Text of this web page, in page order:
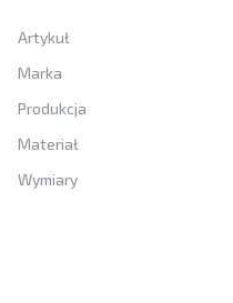
Artykuł
Marka
Produkcja
Materiał
Wymiary